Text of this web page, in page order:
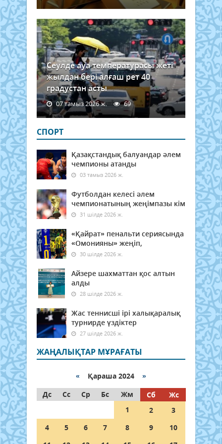
Сеулде ауа температурасы жеті
жылдан бері алғаш рет 40
градустан асты
07 тамыз 2026 ж. 69
СПОРТ
Қазақстандық балуандар әлем
чемпионы атанды
03 тамыз 2026 ж.
Футболдан келесі әлем
чемпионатының жеңімпазы кім
31 шілде 2026 ж.
«Қайрат» пенальти сериясында
«Омонияны» жеңіп,
30 шілде 2026 ж.
Айзере шахматтан қос алтын
алды
28 шілде 2026 ж.
Жас теннисші ірі халықаралық
турнирде үздіктер
27 шілде 2026 ж.
ЖАҢАЛЫҚТАР МҰРАҒАТЫ
« Қараша 2024 »
Дс
Сс Ср Бс Жм Сб
Жс
1
2
3
4
5 6 7 8 9
10